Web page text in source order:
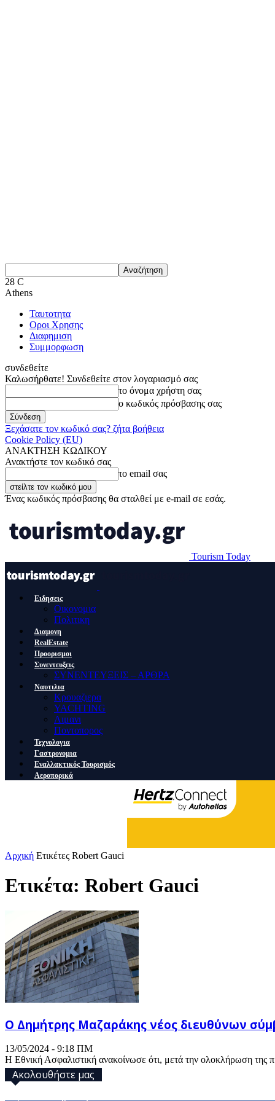
28 C
Athens
Ταυτοτητα
Οροι Χρησης
Διαφημιση
Συμμορφωση
συνδεθείτε
Καλωσήρθατε! Συνδεθείτε στον λογαριασμό σας
το όνομα χρήστη σας
ο κωδικός πρόσβασης σας
Ξεχάσατε τον κωδικό σας? ζήτα βοήθεια
Cookie Policy (EU)
ΑΝΑΚΤΗΣΗ ΚΩΔΙΚΟΥ
Ανακτήστε τον κωδικό σας
το email σας
Ένας κωδικός πρόσβασης θα σταλθεί με e-mail σε εσάς.
Tourism Today
Ειδησεις
Οικονομια
Πολιτικη
Διαμονη
RealEstate
Προορισμοι
Συνεντευξεις
ΣΥΝΕΝΤΕΥΞΕΙΣ – ΑΡΘΡΑ
Ναυτιλια
Κρουαζιερα
YACHTING
Λιμανι
Ποντοπορος
Τεχνολογια
Γαστρονομια
Εναλλακτικός Τουρισμός
Αεροπορικά
Αρχική Ετικέτες Robert Gauci
Ετικέτα: Robert Gauci
Ο Δημήτρης Μαζαράκης νέος διευθύνων
13/05/2024 - 9:18 ΠΜ
Η Εθνική Ασφαλιστική ανακοίνωσε ότι, μετά την ολοκλήρωση της
Ακολουθήστε μας